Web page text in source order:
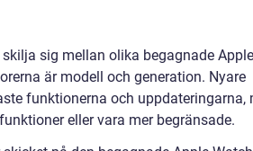
sig mellan olika begagnade
är modell och generation. Nyare
funktionerna och uppdateringarna,
eller vara mer begränsade.